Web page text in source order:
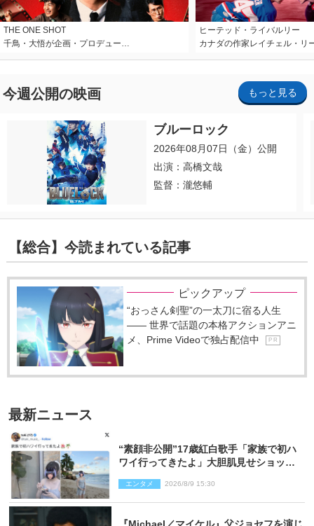
THE ONE SHOT
千鳥・大悟が企画・プロデュー…
ヒーテッド・ライバルリー
カナダの作家レイチェル・リ
今週公開の映画 もっと見る
ブルーロック
2026年08月07日（金）公開
出演：高橋文哉
監督：瀧悠輔
【総合】今読まれている記事
ピックアップ
“おっさん剣聖”の一太刀に宿る人生
―― 世界で話題の本格アクションアニ
メ、Prime Videoで独占配信中
P R
最新ニュース
“素顔非公開”17歳紅白歌手「家族で初ハ
ワイ行ってきたよ」大胆肌見せショット
エンタメ 2026/8/9 15:30
『Michael／マイケル』父ジョセフを演じ